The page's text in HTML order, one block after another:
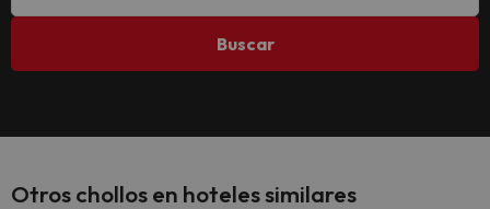
Buscar
Otros chollos en hoteles similares